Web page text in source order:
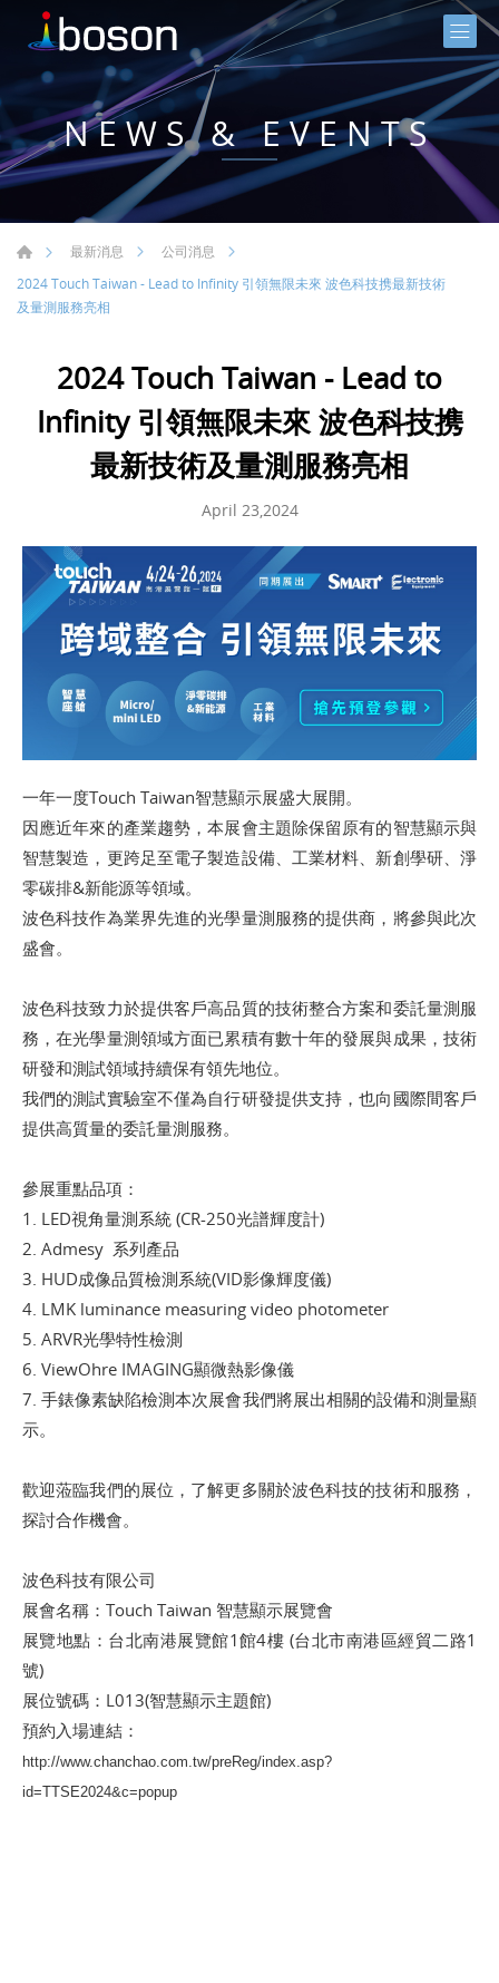
NEWS & EVENTS
最新消息
公司消息
2024 Touch Taiwan - Lead to Infinity 引領無限未來 波色科技携最新技術
及量測服務亮相
2024 Touch Taiwan - Lead to
Infinity 引領無限未來 波色科技携
最新技術及量測服務亮相
April 23,2024
一年一度Touch Taiwan智慧顯示展盛大展開。
因應近年來的產業趨勢，本展會主題除保留原有的智慧顯示與
智慧製造，更跨足至電子製造設備、工業材料、新創學研、淨
零碳排&新能源等領域。
波色科技作為業界先進的光學量測服務的提供商，將參與此次
盛會。
波色科技致力於提供客戶高品質的技術整合方案和委託量測服
務，在光學量測領域方面已累積有數十年的發展與成果，技術
研發和測試領域持續保有領先地位。
我們的測試實驗室不僅為自行研發提供支持，也向國際間客戶
提供高質量的委託量測服務。
參展重點品項：
1. LED視角量測系統 (CR-250光譜輝度計)
2. Admesy 系列產品
3. HUD成像品質檢測系統(VID影像輝度儀)
4. LMK luminance measuring video photometer
5. ARVR光學特性檢測
6. ViewOhre IMAGING顯微熱影像儀
7. 手錶像素缺陷檢測本次展會我們將展出相關的設備和測量顯
示。
歡迎蒞臨我們的展位，了解更多關於波色科技的技術和服務，
探討合作機會。
波色科技有限公司
展會名稱：Touch Taiwan 智慧顯示展覽會
展覽地點：台北南港展覽館1館4樓 (台北市南港區經貿二路1
號)
展位號碼：L013(智慧顯示主題館)
預約入場連結：
http://www.chanchao.com.tw/preReg/index.asp?
id=TTSE2024&c=popup